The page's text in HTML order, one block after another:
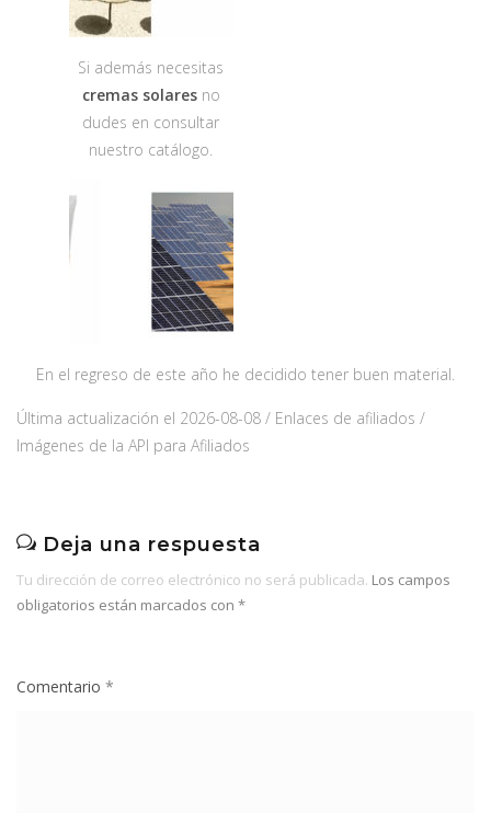
Si además necesitas
cremas solaresno
dudes en consultar
nuestro catálogo.
En el regreso de este año he decidido tener buen material.
Última actualización el 2026-08-08 / Enlaces de afiliados /
Imágenes de la API para Afiliados
Deja una respuesta
Tu dirección de correo electrónico no será publicada. Los campos
obligatorios están marcados con *
Comentario *